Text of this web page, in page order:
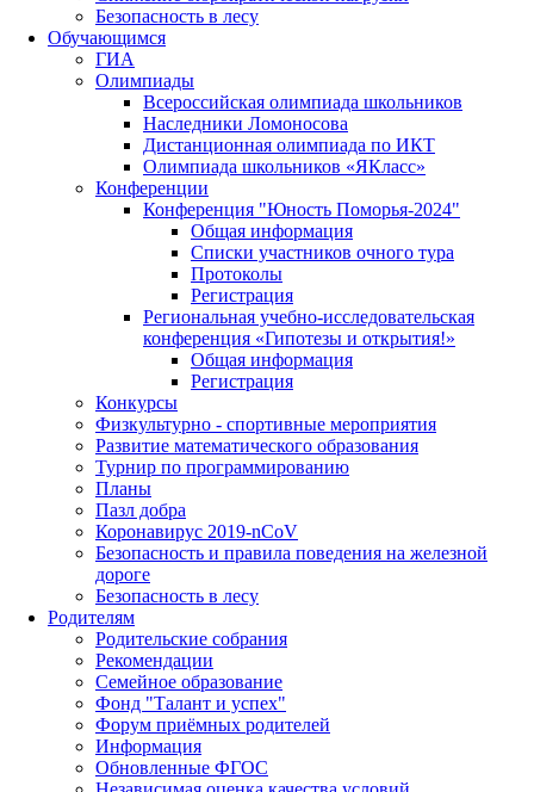
Безопасность в лесу
Обучающимся
ГИА
Олимпиады
Всероссийская олимпиада школьников
Наследники Ломоносова
Дистанционная олимпиада по ИКТ
Олимпиада школьников «ЯКласс»
Конференции
Конференция "Юность Поморья-2024"
Общая информация
Списки участников очного тура
Протоколы
Регистрация
Региональная учебно-исследовательская
конференция «Гипотезы и открытия!»
Общая информация
Регистрация
Конкурсы
Физкультурно - спортивные мероприятия
Развитие математического образования
Турнир по программированию
Планы
Пазл добра
Коронавирус 2019-nCoV
Безопасность и правила поведения на железной
дороге
Безопасность в лесу
Родителям
Родительские собрания
Рекомендации
Семейное образование
Фонд "Талант и успех"
Форум приёмных родителей
Информация
Обновленные ФГОС